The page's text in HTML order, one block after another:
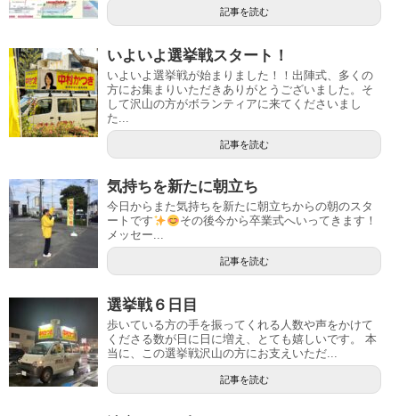
記事を読む
いよいよ選挙戦スタート！
いよいよ選挙戦が始まりました！！出陣式、多くの
方にお集まりいただきありがとうございました。そ
して沢山の方がボランティアに来てくださいまし
た...
記事を読む
気持ちを新たに朝立ち
今日からまた気持ちを新たに朝立ちからの朝のスタ
ートです
その後今から卒業式へいってきます！
メッセー...
記事を読む
選挙戦６日目
歩いている方の手を振ってくれる人数や声をかけて
くださる数が日に日に増え、とても嬉しいです。 本
当に、この選挙戦沢山の方にお支えいただ...
記事を読む